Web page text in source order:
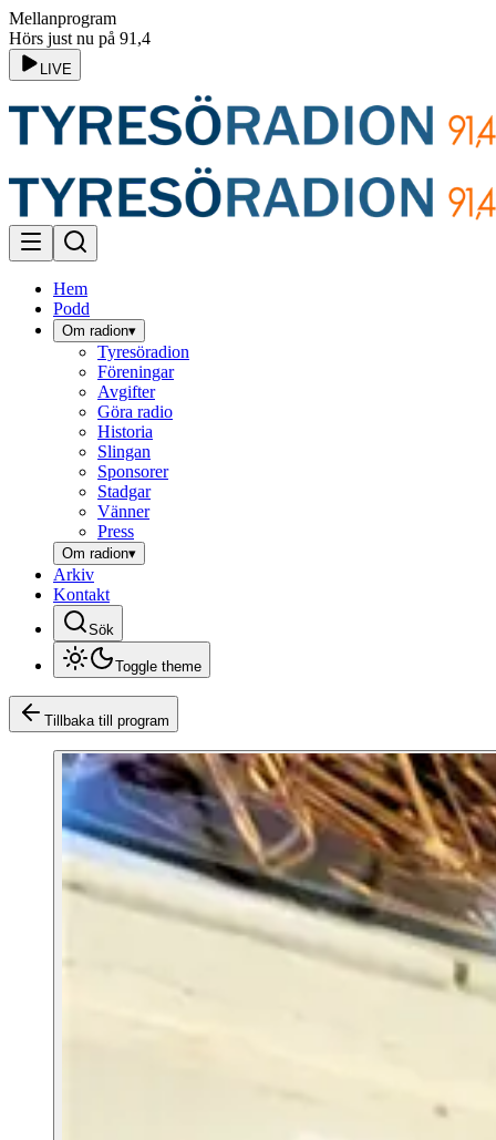
Mellanprogram
Hörs just nu på 91,4
LIVE
Hem
Podd
Om radion▾
Tyresöradion
Föreningar
Avgifter
Göra radio
Historia
Slingan
Sponsorer
Stadgar
Vänner
Press
Om radion▾
Arkiv
Kontakt
Sök
Toggle theme
Tillbaka till program